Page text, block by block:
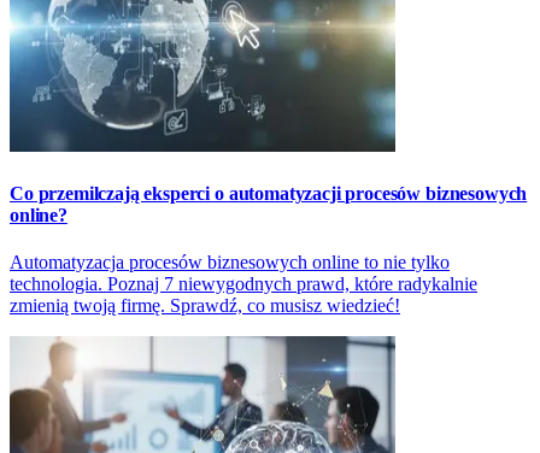
Co przemilczają eksperci o automatyzacji procesów biznesowych
online?
Automatyzacja procesów biznesowych online to nie tylko
technologia. Poznaj 7 niewygodnych prawd, które radykalnie
zmienią twoją firmę. Sprawdź, co musisz wiedzieć!